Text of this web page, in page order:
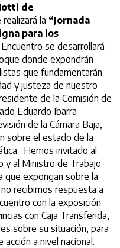
de
la “Jornada
para los
Encuentro se desarrollará
donde expondrán
que fundamentarán
y justeza de nuestro
de la Comisión de
Eduardo Ibarra
de la Cámara Baja,
sobre el estado de la
Hemos invitado al
y al Ministro de Trabajo
que expongan sobre la
recibimos respuesta a
con la exposición
con Caja Transferida,
sobre su situación, para
a nivel nacional.